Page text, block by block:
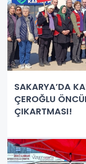
SAKARYA’DA
ÇEROĞLU
ÇIKARTMASI!